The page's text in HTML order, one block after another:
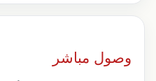
وصول مباشر